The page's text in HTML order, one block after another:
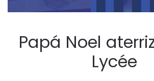
Papá Noel
Lycée